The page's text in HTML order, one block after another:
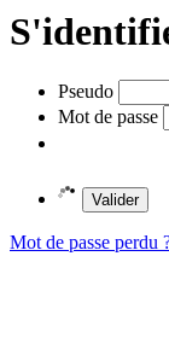
Pseudo
Mot de passe
Valider
Mot de passe perdu